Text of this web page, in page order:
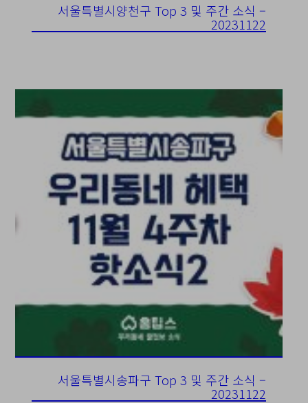
서울특별시양천구 Top 3 및 주간 소식 –
20231122
서울특별시송파구 Top 3 및 주간 소식 –
20231122